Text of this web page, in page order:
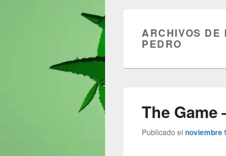
ARCHIVOS
PEDRO
The Game
Publicado el noviembre